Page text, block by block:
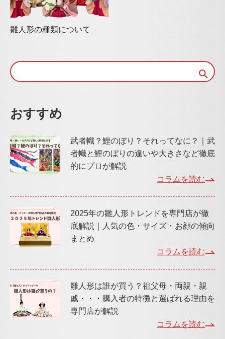
雛人形の種類について
おすすめ
武者幟？鯉のぼり？それってなに？｜武
者幟と鯉のぼりの違いや大きさなど徹底
的にプロが解説
コラムを読む
2025年の雛人形トレンドを専門店が徹
底解説｜人気の色・サイズ・お顔の傾向
まとめ
コラムを読む
雛人形は誰が買う？祖父母・両親・親
戚・・・購入者の特徴と選ばれる理由を
専門店が解説
コラムを読む